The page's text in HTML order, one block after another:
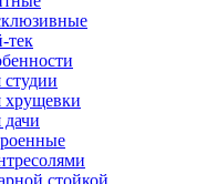
тек
студии
хрущевки
дачи
стойкой